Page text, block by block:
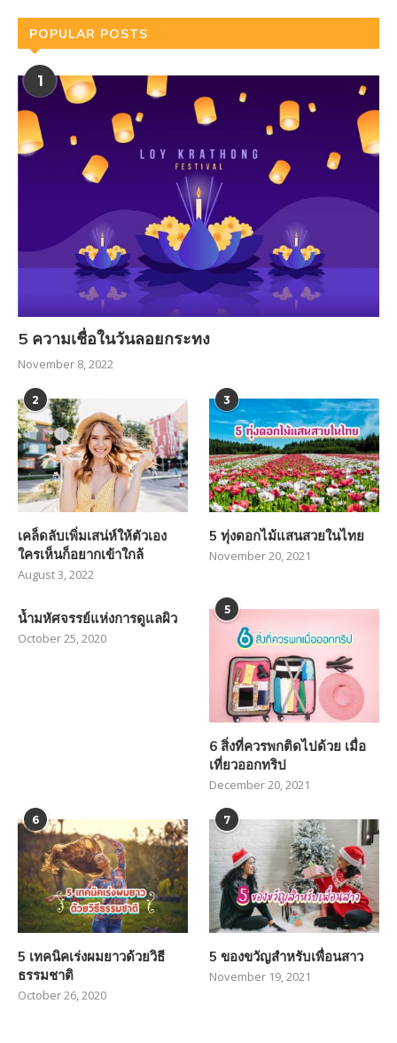
POPULAR POSTS
1
5 ความเชื่อในวันลอยกระทง
November 8, 2022
2
เคล็ดลับเพิ่มเสน่ห์ให้ตัวเอง
ใครเห็นก็อยากเข้าใกล้
August 3, 2022
3
5 ทุ่งดอกไม้แสนสวยในไทย
November 20, 2021
น้ำมหัศจรรย์แห่งการดูแลผิว
October 25, 2020
5
6 สิ่งที่ควรพกติดไปด้วย เมื่อ
เที่ยวออกทริป
December 20, 2021
6
5 เทคนิคเร่งผมยาวด้วยวิธี
ธรรมชาติ
October 26, 2020
7
5 ของขวัญสำหรับเพื่อนสาว
November 19, 2021